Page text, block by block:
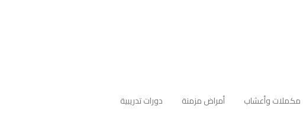
مكملات وأعشاب أمراض مزمنة
دورات تدريبية